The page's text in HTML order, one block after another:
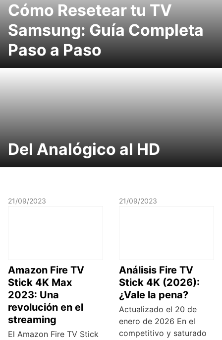
Cómo Resetear tu TV
Samsung: Guía Completa
Paso a Paso
Del Analógico al HD
21/09/2023
Amazon Fire TV
Stick 4K Max
2023: Una
revolución en el
streaming
El Amazon Fire TV Stick
21/09/2023
Análisis Fire TV
Stick 4K (2026):
¿Vale la pena?
Actualizado el 20 de
enero de 2026 En el
competitivo y saturado